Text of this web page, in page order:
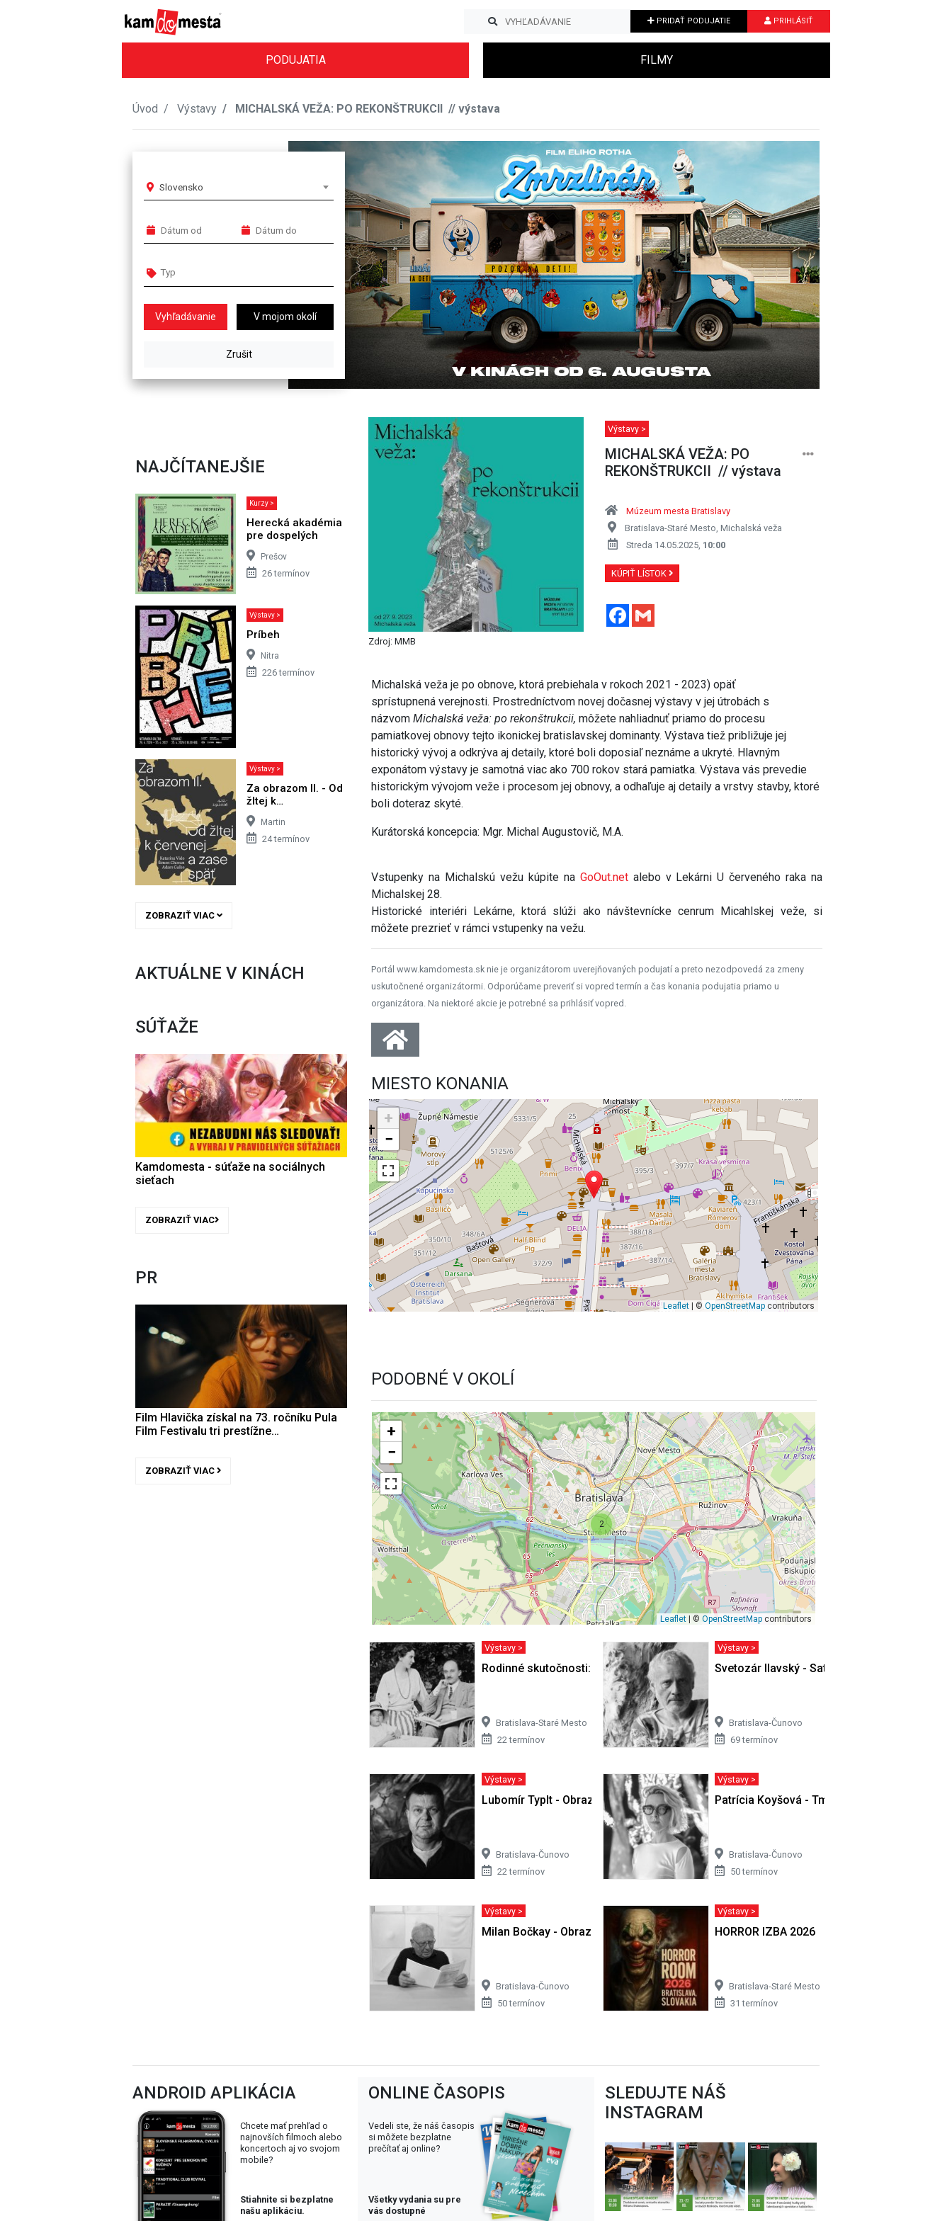
PRIDAŤ PODUJATIE PRIHLÁSIŤ
PODUJATIA FILMY
Úvod Výstavy MICHALSKÁ VEŽA: PO REKONŠTRUKCII // výstava
Slovensko
V mojom okolí
Previous Next
NAJČÍTANEJŠIE
Kurzy >
Herecká akadémia
pre dospelých
Prešov
26 termínov
Výstavy >
Príbeh
Nitra
226 termínov
Výstavy >
Za obrazom II. - Od
žltej k…
Martin
24 termínov
ZOBRAZIŤ VIAC
AKTUÁLNE V KINÁCH
SÚŤAŽE
Kamdomesta - súťaže na sociálnych
sieťach
ZOBRAZIŤ VIAC
PR
Film Hlavička získal na 73. ročníku Pula
Film Festivalu tri prestížne…
ZOBRAZIŤ VIAC
Zdroj: MMB
Výstavy >
MICHALSKÁ VEŽA: PO
REKONŠTRUKCII // výstava
Múzeum mesta Bratislavy
Bratislava-Staré Mesto, Michalská veža
Streda 14.05.2025, 10:00
KÚPIŤ LÍSTOK
Facebook
Michalská veža je po obnove, ktorá prebiehala v rokoch 2021 - 2023) opäť
sprístupnená verejnosti. Prostredníctvom novej dočasnej výstavy v jej útrobách s
názvomMichalská veža: po rekonštrukcii, môžete nahliadnuť priamo do procesu
pamiatkovej obnovy tejto ikonickej bratislavskej dominanty. Výstava tiež približuje jej
historický vývoj a odkrýva aj detaily, ktoré boli doposiaľ neznáme a ukryté. Hlavným
exponátom výstavy je samotná viac ako 700 rokov stará pamiatka. Výstava vás prevedie
historickým vývojom veže i procesom jej obnovy, a odhaľuje aj detaily a vrstvy stavby, ktoré
boli doteraz skyté.
Kurátorská koncepcia: Mgr. Michal Augustovič, M.A.
Vstupenky na Michalskú vežu kúpite na GoOut.netalebo v Lekárni U červeného raka na
Michalskej 28.
Historické interiéri Lekárne, ktorá slúži ako návštevnícke cenrum Micahlskej veže, si
môžete prezrieť v rámci vstupenky na vežu.
Portál www.kamdomesta.sk nie je organizátorom uverejňovaných podujatí a preto nezodpovedá za zmeny
uskutočnené organizátormi. Odporúčame preveriť si vopred termín a čas konania podujatia priamo u
organizátora. Na niektoré akcie je potrebné sa prihlásiť vopred.
MIESTO KONANIA
+
−
Leaflet| © OpenStreetMapcontributors
PODOBNÉ V OKOLÍ
2
+
−
Leaflet | ©OpenStreetMap contributors
Výstavy >
Rodinné skutočnosti: Obraz života…
Bratislava-Staré Mesto
22 termínov
Výstavy >
Svetozár Ilavský - Satori v Cíferi II
Bratislava-Čunovo
69 termínov
Výstavy >
Lubomír Typlt - Obrazy
Bratislava-Čunovo
22 termínov
Výstavy >
Patrícia Koyšová - Tmy sa nemusíš báť
Bratislava-Čunovo
50 termínov
Výstavy >
Milan Bočkay - Obrazy
Bratislava-Čunovo
50 termínov
Výstavy >
HORROR IZBA 2026
Bratislava-Staré Mesto
31 termínov
ANDROID APLIKÁCIA
Chcete mať prehľad o
najnovších filmoch alebo
koncertoch aj vo svojom
mobile?
Stiahnite si bezplatne
našu aplikáciu.
ONLINE ČASOPIS
Vedeli ste, že náš časopis
si môžete bezplatne
prečítať aj online?
Všetky vydania su pre
vás dostupné
SLEDUJTE NÁŠ
INSTAGRAM